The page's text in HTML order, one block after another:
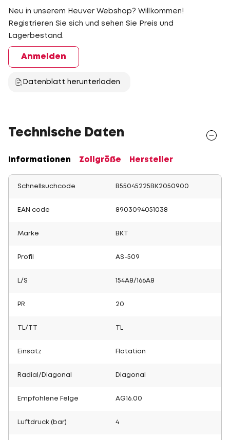
Neu in unserem Heuver Webshop? Willkommen!
Registrieren Sie sich und sehen Sie Preis und
Lagerbestand.
Anmelden
Datenblatt herunterladen
Technische Daten
Informationen Zollgröße Hersteller
Schnellsuchcode B55045225BK2050900
EAN code 8903094051038
Marke BKT
Profil AS-509
L/S 154A8/166A8
PR 20
TL/TT
Einsatz Flotation
Radial/Diagonal Diagonal
Empfohlene Felge AG16.00
Luftdruck (bar) 4